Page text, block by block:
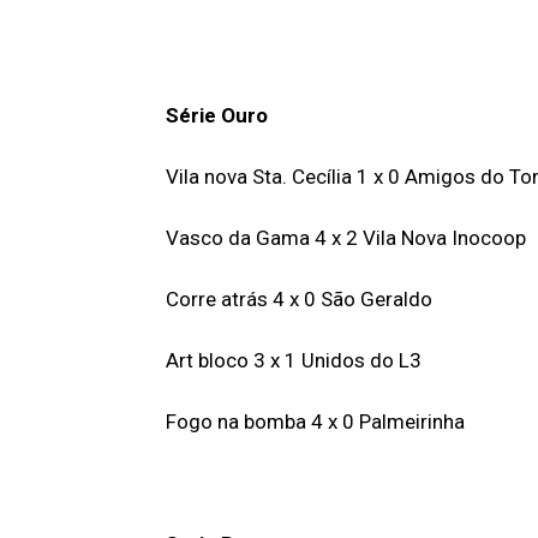
Série Ouro
Vila nova Sta. Cecília 1 x 0 Amigos do
Vasco da Gama 4 x 2 Vila Nova Inocoop
Corre atrás 4 x 0 São Geraldo
Art bloco 3 x 1 Unidos do L3
Fogo na bomba 4 x 0 Palmeirinha